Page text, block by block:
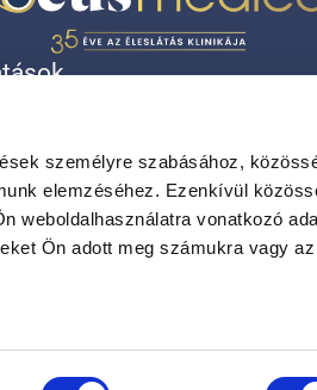
személyre szabásához,
elemzéséhez. Ezenkívül
weboldalhasználatra vonatkozó
Ön adott meg számukra vagy
(40-65 év)